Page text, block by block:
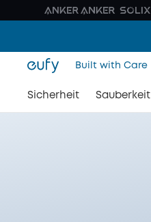
Built with Care
Sicherheit Sauberkeit